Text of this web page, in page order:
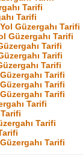
Tarifi
Tarifi
Güzergahı Tarifi
Güzergahı Tarifi
Tarifi
Tarifi
Tarifi
Tarifi
Tarifi
Tarifi
Tarifi
Tarifi
Tarifi